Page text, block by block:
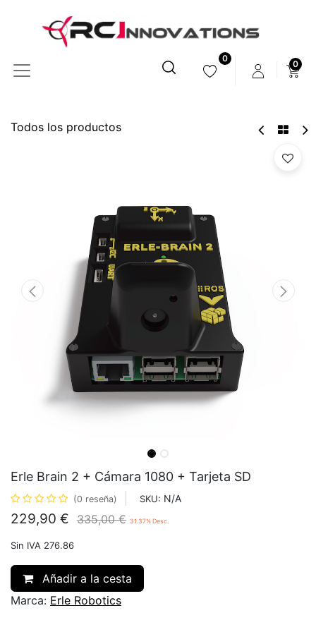
0
0
Todos los productos
Erle Brain 2 + Cámara 1080 + Tarjeta SD
(0 reseña) SKU: N/A
229,90 € 335,00€ 31.37% Desc.
Sin IVA 276.86
Añadir a la cesta
Marca: Erle Robotics